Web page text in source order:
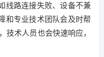
线路连接失败、设备不兼
和专业技术团队会及时帮
术人员也会快速响应，